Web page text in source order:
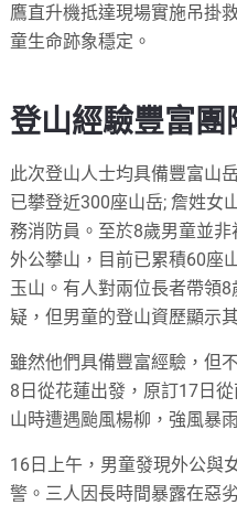
鷹直升機抵達現場實施吊掛
童生命跡象穩定。
登山經驗豐富團
此次登山人士均具備豐富山
已攀登近300座山岳; 詹姓女
務消防員。至於8歲男童並
外公攀山，目前已累積60座
玉山。有人對兩位長者帶領
疑，但男童的登山資歷顯示
雖然他們具備豐富經驗，但
8日從花蓮出發，原訂17日
山時遭遇颱風楊柳，強風暴
16日上午，男童發現外公與
警。三人因長時間暴露在惡